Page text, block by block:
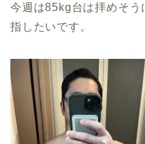
今週は85kg台は拝めそう
指したいです。